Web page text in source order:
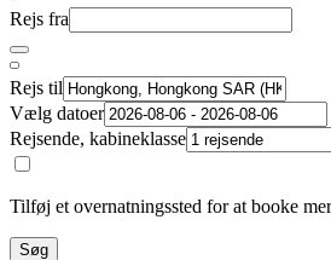
Rejs fra
Rejs til
Vælg datoer
Rejsende, kabineklasse
Tilføj et overnatningssted for at booke
Søg